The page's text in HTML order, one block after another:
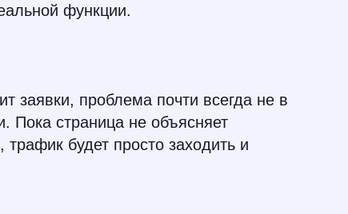
функции.
заявки, проблема почти всегда не в
Пока страница не объясняет
будет просто заходить и